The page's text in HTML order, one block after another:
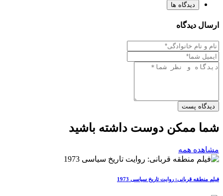
دیدگاه ها
ارسال دیدگاه
دیدگاه پست
شما ممکن دوست داشته باشید
مشاهده همه
فیلم منطقه قربانی: روایت تاریخ سیاسی 1973